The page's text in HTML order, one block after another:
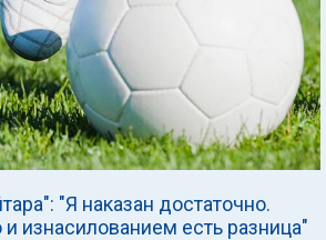
"Я наказан достаточно.
изнасилованием есть разница"